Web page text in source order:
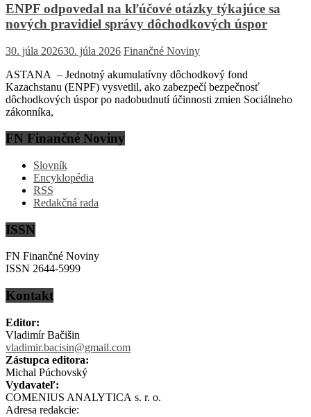
ENPF odpovedal na kľúčové otázky týkajúce sa
nových pravidiel správy dôchodkových úspor
30. júla 202630. júla 2026 Finančné Noviny
ASTANA – Jednotný akumulatívny dôchodkový fond
Kazachstanu (ENPF) vysvetlil, ako zabezpečí bezpečnosť
dôchodkových úspor po nadobudnutí účinnosti zmien Sociálneho
zákonníka,
FN Finančné Noviny
Slovník
Encyklopédia
RSS
Redakčná rada
ISSN
FN Finančné Noviny
ISSN 2644-5999
Kontakt
Editor:
Vladimír Bačišin
vladimir.bacisin@gmail.com
Zástupca editora:
Michal Púchovský
Vydavateľ:
COMENIUS ANALYTICA s. r. o.
Adresa redakcie: